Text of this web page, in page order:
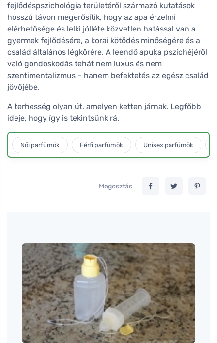
fejlődéspszichológia területéről származó kutatások
hosszú távon megerősítik, hogy az apa érzelmi
elérhetősége és lelki jólléte közvetlen hatással van a
gyermek fejlődésére, a korai kötődés minőségére és a
család általános légkörére. A leendő apuka pszichéjéről
való gondoskodás tehát nem luxus és nem
szentimentalizmus – hanem befektetés az egész család
jövőjébe.
A terhesség olyan út, amelyen ketten járnak. Legfőbb
ideje, hogy így is tekintsünk rá.
Női parfümök Férfi parfümök Unisex parfümök
Megosztás